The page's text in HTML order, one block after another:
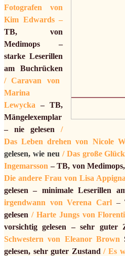
Fotografen von
Kim Edwards –
TB, von
Medimops –
starke Leserillen
am Buchrücken
/ Caravan von
Marina
Lewycka – TB,
Mängelexemplar
– nie gelesen /
Das Leben drehen von Nicole
gelesen, wie neu / Das große
Ingemarsson – TB, von
Die andere Frau von Lisa
gelesen – minimale Leserillen
irgendwann von Verena Carl –
gelesen / Harte Jungs von
vorsichtig gelesen – sehr guter
Schwestern von Eleanor Brown
gelesen, sehr guter Zustand / Es